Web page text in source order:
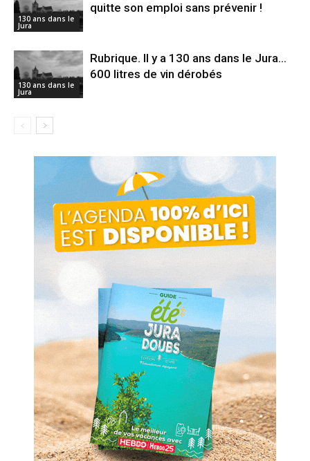
130 ans dans le
Jura
quitte son emploi sans prévenir !
130 ans dans le
Jura
Rubrique. Il y a 130 ans dans le Jura…
600 litres de vin dérobés